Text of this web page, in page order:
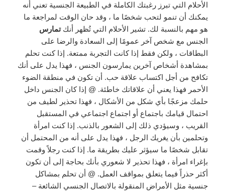
الأحلام التي تبرز رغبتك الكاملة في الطبيعة الجنسية تعني أنه
يمكنك أن تنمو لتحب شخصًا ما ، وقد حان الوقت لمراجعة ما
هو مهم بالنسبة لك. تشير الأحلام التي تُظهر أنكتمارس
الجنس مع شخص آخر عمومًا إلى السعادة والرضا على
البطاقات ، ولكن فقط إذا كانت التجربة ممتعة. إذا كنت تحلم
بمشاهدة أشخاص آخرين يمارسون الجنس ، فهذا يدل على أنك
تكافح من أجل اكتساب علاقة حب. أن تكون في منطقة الضوء
الأحمر فهذا يعني أن علاقاتك خاطئة. @ إذا كان الجنس داخل
حلمك مزعجًا بأي شكل من الأشكال ، فهذا تحذير لطيف من
احتمال قيامك باجتماع أو اجتماع اجتماعي في المستقبل
القريب ، وسيؤدي ذلك إلى الشعور بالذنب. إذا كنت امرأة
وتحلمين بأن يغريك الرجل ، فهذا يدل على أنه من المحتمل أن
تقابل شخصًا ما سيؤثر عليك بطريقة ما. إذا كنت رجلاً وقمت
بإغراء امرأة ، فهذا تحذير لا شعوري بأنك بحاجة إلى أن تكون
أكثر حذراً فيما يتعلق بمواقف العمل. @ أن تحلم بمشاكل
جنسية مثل الأمراض المنقولة بالاتصال الجنسي الشائعة –